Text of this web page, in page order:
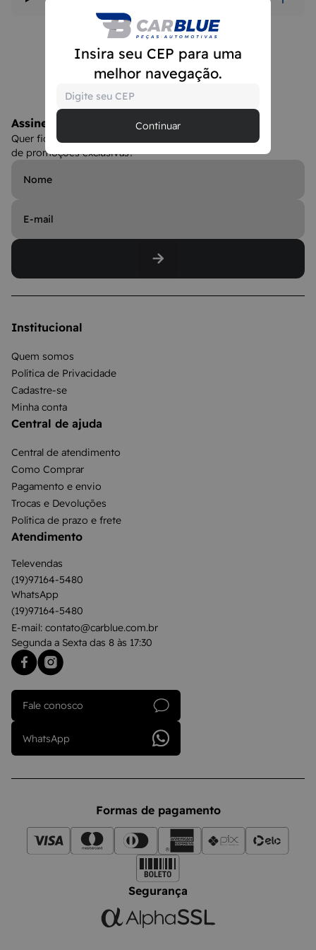
Insira seu CEP para uma
melhor navegação.
Continuar
Assine a Newsletter
Quer ficar por dentro dos lançamentos e ainda
de promoções exclusivas?
Institucional
Quem somos
Política de Privacidade
Cadastre-se
Minha conta
Central de ajuda
Central de atendimento
Como Comprar
Pagamento e envio
Trocas e Devoluções
Política de prazo e frete
Atendimento
Televendas
(19)97164-5480
WhatsApp
(19)97164-5480
E-mail: contato@carblue.com.br
Segunda a Sexta das 8 às 17:30
Fale conosco
WhatsApp
Formas de pagamento
Segurança